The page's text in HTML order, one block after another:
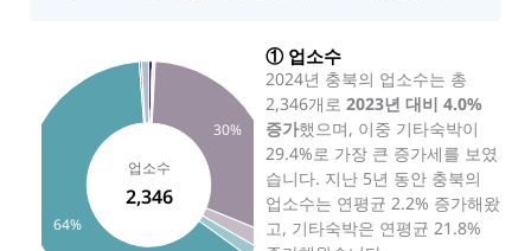
30%
64%
업소수
2,346
① 업소수
2024년 충북의 업소수는 총
2,346개로 2023년 대비 4.0%
증가했으며, 이중 기타숙박이
29.4%로 가장 큰 증가세를 보였
습니다. 지난 5년 동안 충북의
업소수는 연평균 2.2% 증가해왔
고, 기타숙박은 연평균 21.8%